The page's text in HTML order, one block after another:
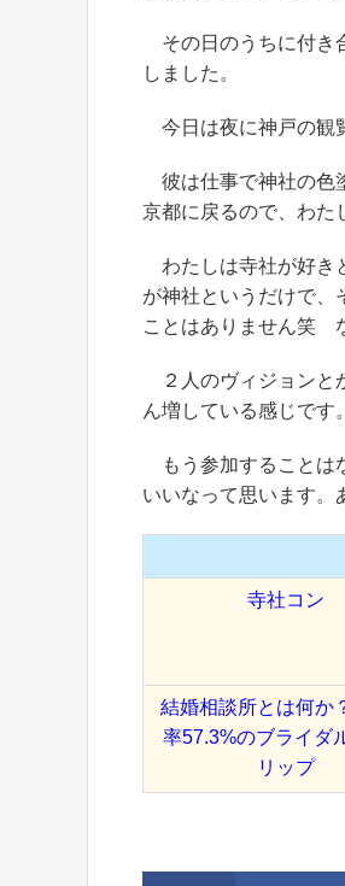
その日のうちに付き
しました。
今日は夜に神戸の観
彼は仕事で神社の色
京都に戻るので、わた
わたしは寺社が好き
が神社というだけで、
ことはありません笑
２人のヴィジョンと
ん増している感じです
もう参加することは
いいなって思います。
寺社コン
結婚相談所とは何
率57.3%のブライダ
リップ